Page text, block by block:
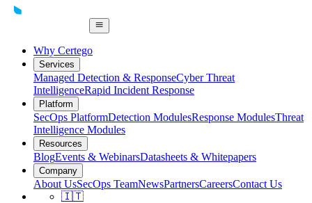
Why Certego
Services
Managed Detection & ResponseCyber Threat
IntelligenceRapid Incident Response
Platform
SecOps PlatformDetection ModulesResponse ModulesThreat
Intelligence Modules
Resources
BlogEvents & WebinarsDatasheets & Whitepapers
Company
About UsSecOps TeamNewsPartnersCareersContact Us
🇮🇹